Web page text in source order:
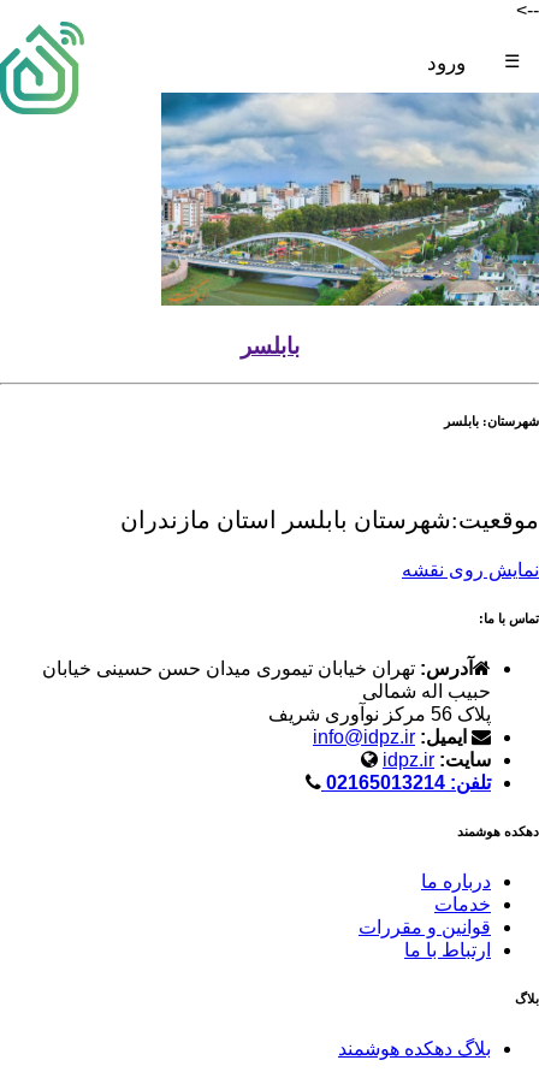
-->
ورود ☰
بابلسر
شهرستان: بابلسر
موقعیت:شهرستان بابلسر استان مازندران
نمایش روی نقشه
تماس با ما:
آدرس: تهران خیابان تیموری میدان حسن حسینی خیابان
حبیب اله شمالی
پلاک 56 مرکز نوآوری شریف
ایمیل: info@idpz.ir
سایت: idpz.ir
تلفن: 02165013214
دهکده هوشمند
درباره ما
خدمات
قوانین و مقررات
ارتباط با ما
بلاگ
بلاگ دهکده هوشمند